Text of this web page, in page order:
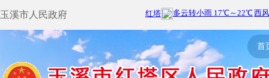
玉溪市人民政府
首